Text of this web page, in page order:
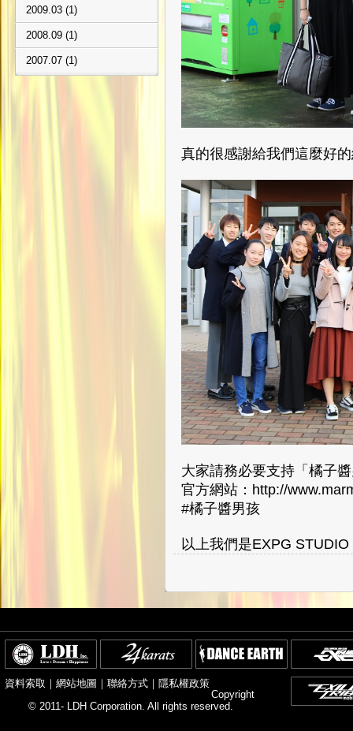
2009.03 (1)
2008.09 (1)
2007.07 (1)
真的很感謝給我們這麼好
大家請務必要支持「橘子
官方網站：http://
#橘子醬男孩
以上我們是EXPG
資料索取 ｜ 網站地圖 ｜ 聯絡方式 ｜ 隱私權政策
Copyright
© 2011- LDH Corporation. All rights reserved.